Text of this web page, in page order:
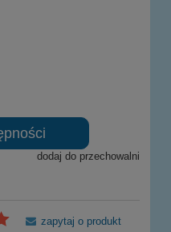
dodaj do przechowalni
zapytaj o produkt